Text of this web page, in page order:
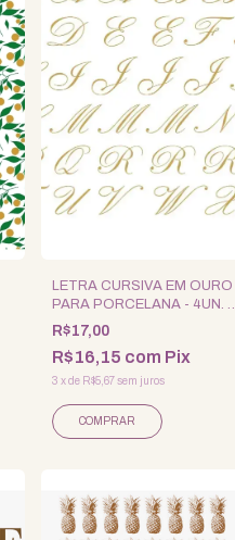
LETRA CURSIVA EM OURO
PARA PORCELANA - 4UN. -
GRANDE -
R$17,00
R$16,15 com Pix
3 xde R$5,67 sem juros
COMPRAR